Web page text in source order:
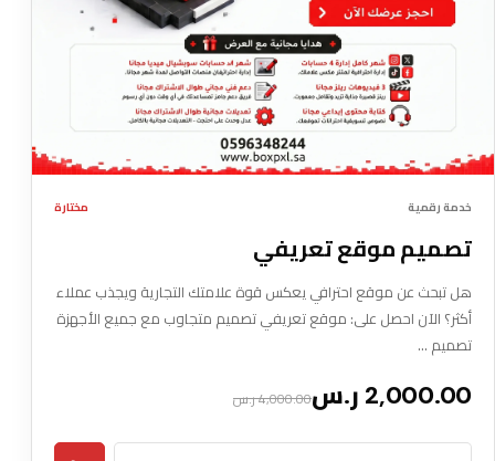
خدمة رقمية مختارة
تصميم موقع تعريفي
هل تبحث عن موقع احترافي يعكس قوة علامتك التجارية ويجذب عملاء
أكثر؟ الآن احصل على: موقع تعريفي تصميم متجاوب مع جميع الأجهزة
تصميم …
2,000.00 ر.س 4,000.00 ر.س